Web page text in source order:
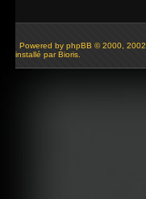
Powered by phpBB © 2000,
installé par Bioris.